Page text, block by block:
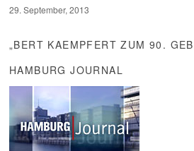
29. September, 2013
„BERT KAEMPFERT ZUM 90.
HAMBURG JOURNAL